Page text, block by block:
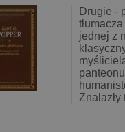
Drugie -
jednej z